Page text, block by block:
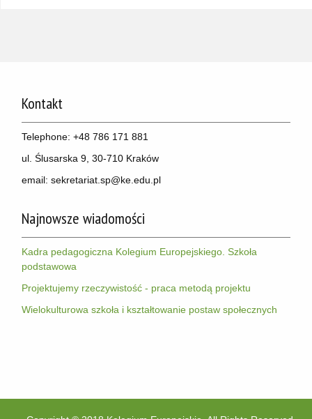
Europejska Niepubliczna Szkoła Podstawowa
z Oddziałami Dwujęzycznymi
OK
Kontakt
Telephone: +48 786 171 881
ul. Ślusarska 9, 30-710 Kraków
email: sekretariat.sp@ke.edu.pl
Najnowsze wiadomości
Kadra pedagogiczna Kolegium Europejskiego. Szkoła
podstawowa
Projektujemy rzeczywistość - praca metodą projektu
Wielokulturowa szkoła i kształtowanie postaw społecznych